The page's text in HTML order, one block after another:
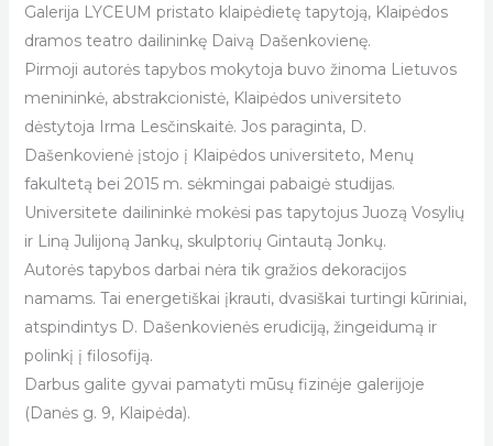
Galerija LYCEUM pristato klaipėdietę tapytoją, Klaipėdos
dramos teatro dailininkę Daivą Dašenkovienę.
Pirmoji autorės tapybos mokytoja buvo žinoma Lietuvos
menininkė, abstrakcionistė, Klaipėdos universiteto
dėstytoja Irma Lesčinskaitė. Jos paraginta, D.
Dašenkovienė įstojo į Klaipėdos universiteto, Menų
fakultetą bei 2015 m. sėkmingai pabaigė studijas.
Universitete dailininkė mokėsi pas tapytojus Juozą Vosylių
ir Liną Julijoną Jankų, skulptorių Gintautą Jonkų.
Autorės tapybos darbai nėra tik gražios dekoracijos
namams. Tai energetiškai įkrauti, dvasiškai turtingi kūriniai,
atspindintys D. Dašenkovienės erudiciją, žingeidumą ir
polinkį į filosofiją.
Darbus galite gyvai pamatyti mūsų fizinėje galerijoje
(Danės g. 9, Klaipėda).